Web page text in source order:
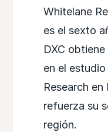
Whitelane
es el sexto
DXC
en el
Research
refuerza su
región.